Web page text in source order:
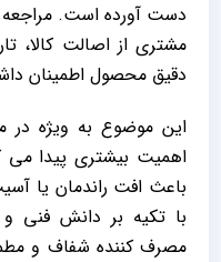
مشتری از اصالت کالا،
دقیق محصول اطمینان
این موضوع به ‌ویژه
اهمیت بیشتری پیدا می‌
باعث افت راندمان یا
با تکیه بر دانش فنی و
مصرف ‌کننده شفاف و